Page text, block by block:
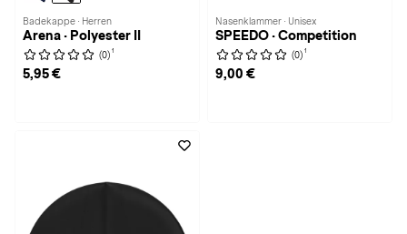
Badekappe · Herren
Arena · Polyester II
(0) 1
5,95 €
Nasenklammer · Unisex
SPEEDO · Competition
(0) 1
9,00 €